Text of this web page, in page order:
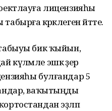
лицензияһы
кәрәклеген әйтте.
бик ҡыйын,
эшкә әҙер
булғандар 5
ваҡытыңды
эҙләп